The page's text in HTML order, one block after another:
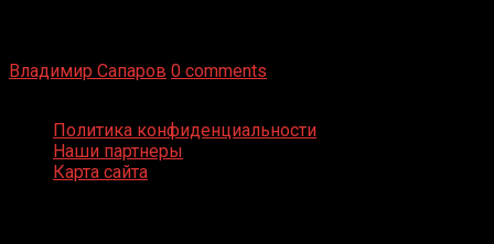
Владимир Сапаров 0 comments
Политика конфиденциальности
Наши партнеры
Карта сайта